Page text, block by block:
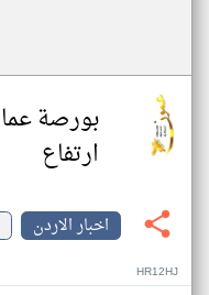
بورصة
ارتفاع
اخبار الاردن
HR12HJ